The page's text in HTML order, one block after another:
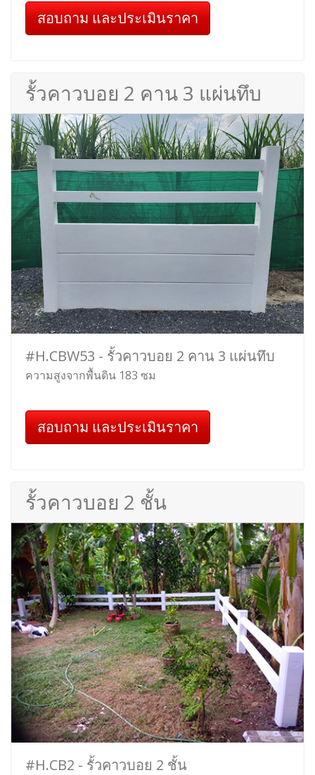
สอบถาม และประเมินราคา
รั้วคาวบอย 2 คาน 3 แผ่นทึบ
#H.CBW53 - รั้วคาวบอย 2 คาน 3 แผ่นทึบ
ความสูงจากพื้นดิน 183 ซม
สอบถาม และประเมินราคา
รั้วคาวบอย 2 ชั้น
#H.CB2 - รั้วคาวบอย 2 ชั้น